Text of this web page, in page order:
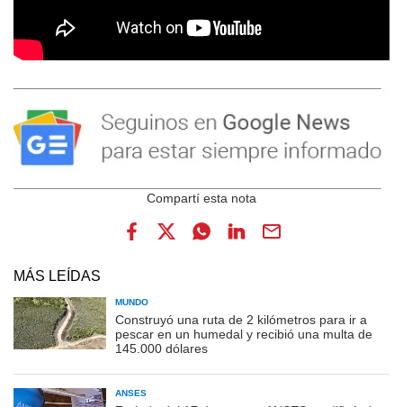
MÁS LEÍDAS
MUNDO
Construyó una ruta de 2 kilómetros para ir a
pescar en un humedal y recibió una multa de
145.000 dólares
ANSES